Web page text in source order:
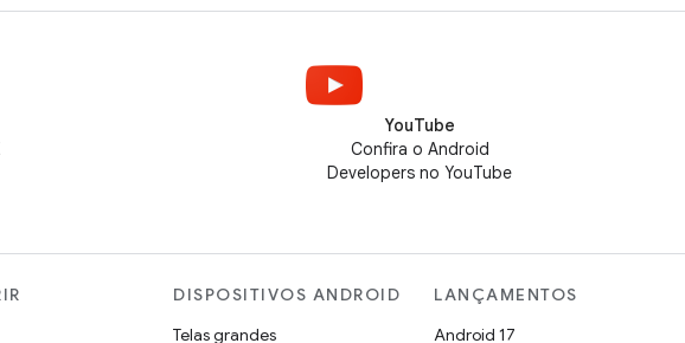
YouTube
Confira o Android
Developers no YouTube
DISPOSITIVOS ANDROID
Telas grandes
LANÇAMENTOS
Android 17